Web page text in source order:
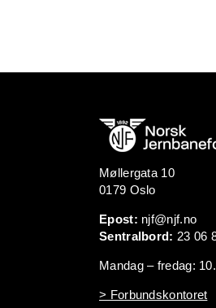
Møllergata 10
0179 Oslo
Epost: njf@njf.no
Sentralbord: 23 06
Mandag – fredag:
> Forbundskontoret